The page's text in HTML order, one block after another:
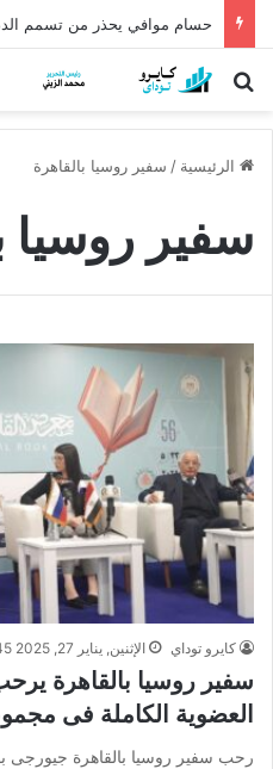
بحث عن
الرئيسية / سفير روسيا بالقاهرة
سفير روسيا
كايرو توداي الإثنين, يناير 27, 2025 9:45 م
سفير روسيا بالقاهرة
العضوية الكاملة فى
رحب سفير روسيا بالقاهرة